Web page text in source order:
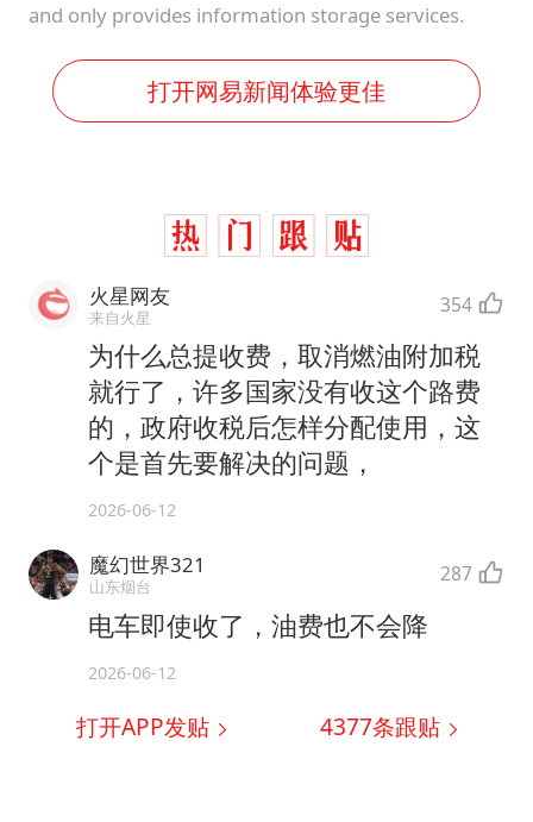
and only provides information storage services.
打开网易新闻体验更佳
火星网友
来自火星 354
为什么总提收费，取消燃油附加税
就行了，许多国家没有收这个路费
的，政府收税后怎样分配使用，这
个是首先要解决的问题，
2026-06-12
魔幻世界321
山东烟台 287
电车即使收了，油费也不会降
2026-06-12
打开APP发贴 4377条跟贴